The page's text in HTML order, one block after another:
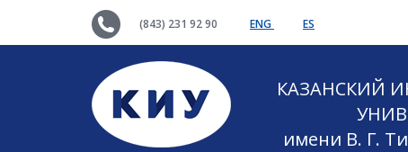
(843) 231 92 90 ENG ES
КАЗАНСКИЙ
имени В. Г.